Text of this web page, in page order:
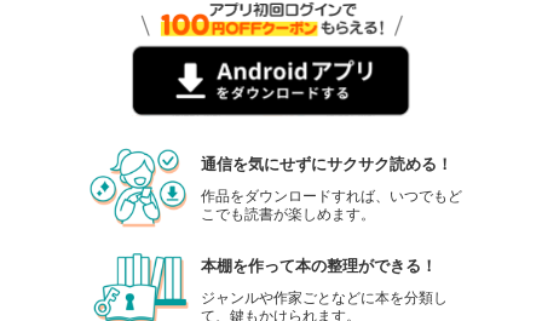
通信を気にせずにサクサク読める！
作品をダウンロードすれば、いつでもど
こでも読書が楽しめます。
本棚を作って本の整理ができる！
ジャンルや作家ごとなどに本を分類し
て、鍵もかけられます。